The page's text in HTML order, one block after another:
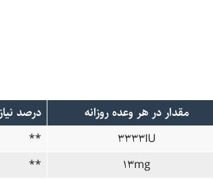
مقدار در هر وعده روزانه درصد
۳۳۳۳IU
**
۱۳mg
**